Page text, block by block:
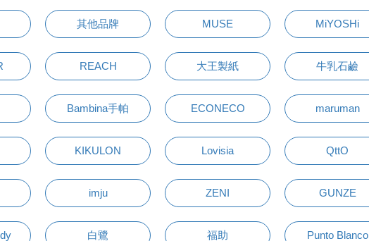
其他品牌 MUSE MiYOSHi
REACH 大王製紙 牛乳石鹼
Bambina手帕 ECONECO maruman
KIKULON Lovisia QttO
imju ZENI GUNZE
白鷺 福助 Punto Blanco